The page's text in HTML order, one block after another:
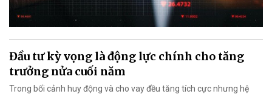
Đầu tư kỳ vọng là động lực chính cho tăng
trưởng nửa cuối năm
Trong bối cảnh huy động và cho vay đều tăng tích cực nhưng hệ